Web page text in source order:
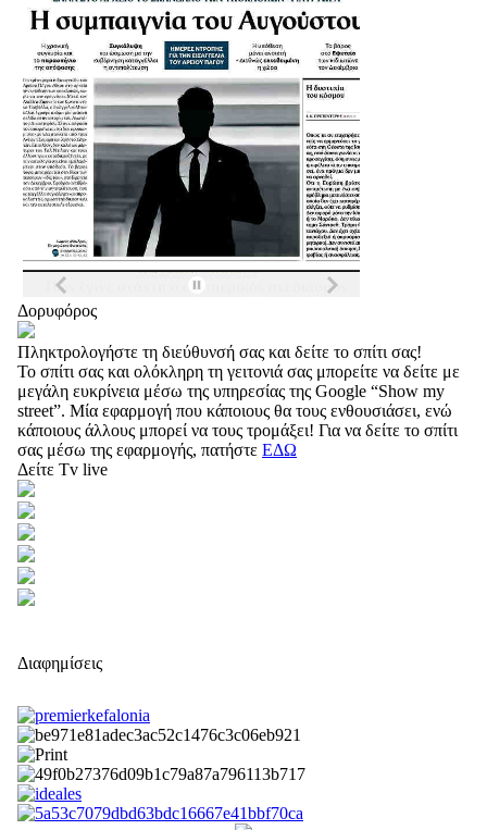
Δορυφόρος
Πληκτρολογήστε τη διεύθυνσή σας και δείτε το σπίτι σας!
Το σπίτι σας και ολόκληρη τη γειτονιά σας μπορείτε να δείτε με
μεγάλη ευκρίνεια μέσω της υπηρεσίας της Google “Show my
street”. Μία εφαρμογή που κάποιους θα τους ενθουσιάσει, ενώ
κάποιους άλλους μπορεί να τους τρομάξει! Για να δείτε το σπίτι
σας μέσω της εφαρμογής, πατήστε ΕΔΩ
Δείτε Tv live
Διαφημίσεις